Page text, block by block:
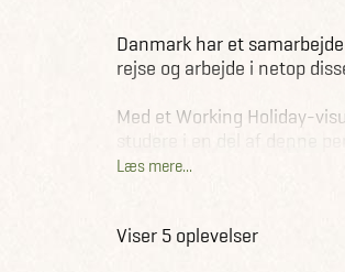
Danmark har et
rejse og arbejde i netop
Med et Working Holiday-
studere i en del af denne
Læs mere...
Viser 5 oplevelser